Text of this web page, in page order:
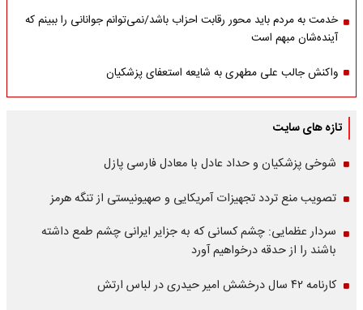
خدمت به مردم باید محور رقابت احزاب باشد/نمی‌توانم جوانانی را ببینم که
آینده‌شان مبهم است
واکنش جالب علی مطهری به شایعه استعفای پزشکیان
تازه های سایت
شوخی پزشکیان و حداد عادل با معادل فارسی پازل
تصویب منع تردد تجهیزات آمریکایی و صهیونیستی از تنگه هرمز
سردار عظمایی: چشم کسانی که به جزایر ایرانی چشم طمع داشته
باشند را از حدقه درخواهیم آورد
کارنامه ۴۲ سال درخشش امیر حیدری در لباس ارتش